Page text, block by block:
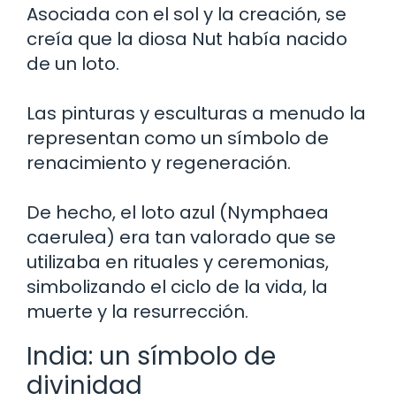
Asociada con el sol y la creación, se
creía que la diosa Nut había nacido
de un loto.
Las pinturas y esculturas a menudo la
representan como un símbolo de
renacimiento y regeneración.
De hecho, el loto azul (Nymphaea
caerulea) era tan valorado que se
utilizaba en rituales y ceremonias,
simbolizando el ciclo de la vida, la
muerte y la resurrección.
India: un símbolo de
divinidad